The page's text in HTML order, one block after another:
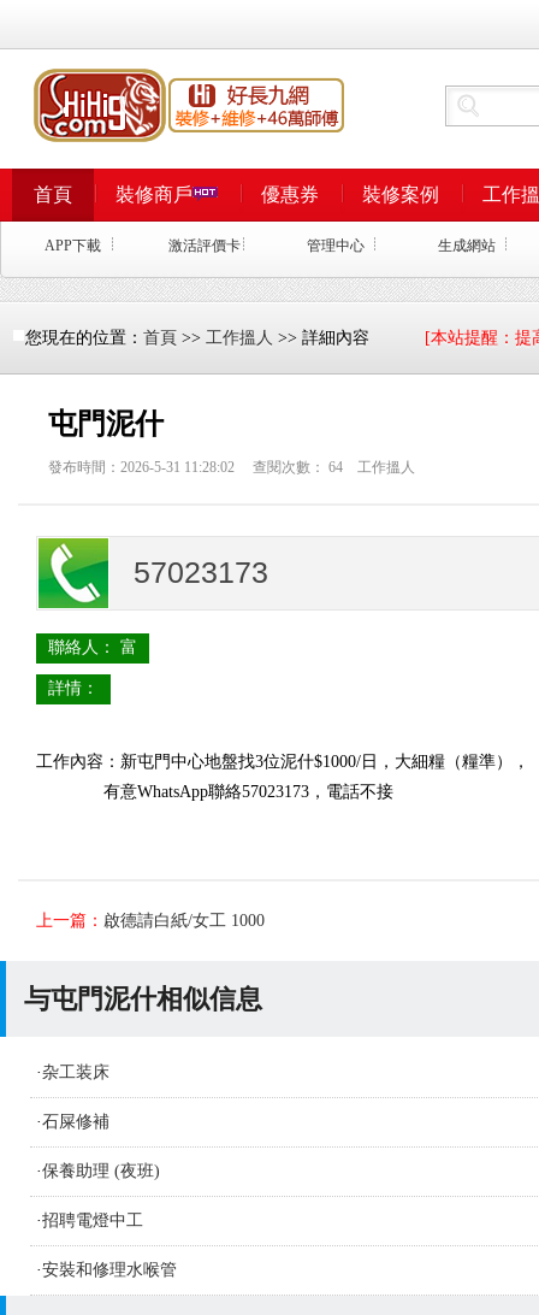
首頁 裝修商戶 優惠券 裝修案例 工作
APP下載 激活評價卡 管理中心 生成網站
您現在的位置： 首頁 >> 工作搵人 >> 詳細內容 [本站提醒：提
屯門泥什
發布時間：2026-5-31 11:28:02 查閱次數： 64 工作搵人
57023173
聯絡人： 富
詳情：
工作內容：新屯門中心地盤找3位泥什$1000/日，大細糧（糧準），
有意WhatsApp聯絡57023173，電話不接
上一篇： 啟德請白紙/女工 1000
与屯門泥什相似信息
·杂工装床
·石屎修補
·保養助理 (夜班)
·招聘電燈中工
·安裝和修理水喉管